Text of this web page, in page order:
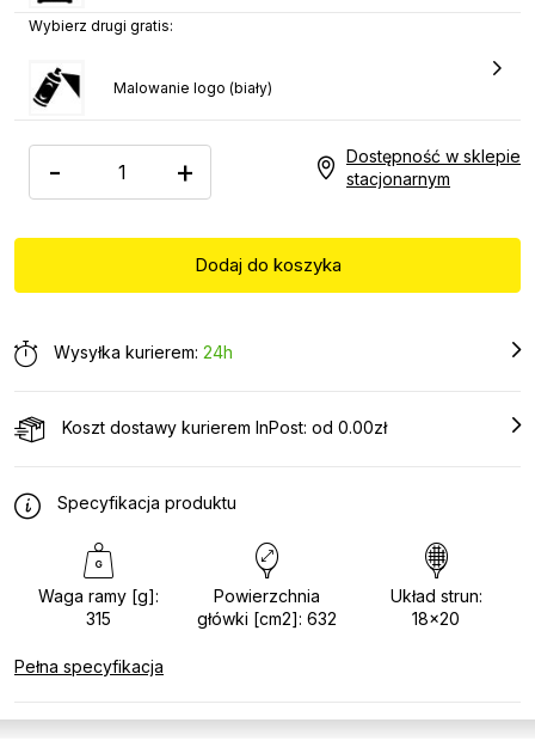
Wybierz drugi gratis:
Malowanie logo (biały)
- +
Dostępność w sklepie
stacjonarnym
Wysyłka kurierem: 24h
Koszt dostawy kurierem InPost: od 0.00zł
Specyfikacja produktu
Waga ramy [g]:
315
Powierzchnia
główki [cm2]: 632
Układ strun:
18x20
Pełna specyfikacja